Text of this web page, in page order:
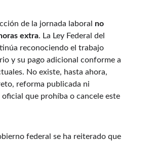
de la jornada laboral no
extra. La Ley Federal del
reconociendo el trabajo
y su pago adicional conforme a
No existe, hasta ahora,
reforma publicada ni
oficial que prohíba o cancele este
federal se ha reiterado que